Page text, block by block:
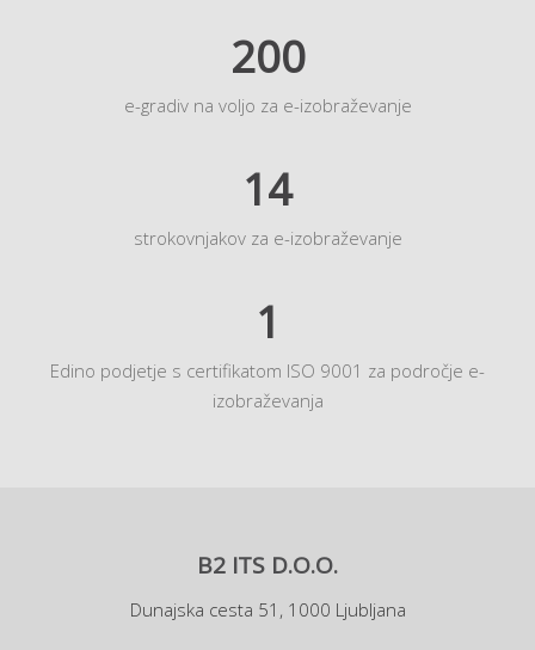
200
e-gradiv na voljo za e-izobraževanje
14
strokovnjakov za e-izobraževanje
1
Edino podjetje s certifikatom ISO 9001 za področje e-
izobraževanja
B2 ITS D.O.O.
Dunajska cesta 51, 1000 Ljubljana